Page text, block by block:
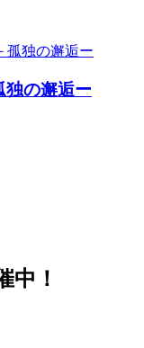
の邂逅ー
中！